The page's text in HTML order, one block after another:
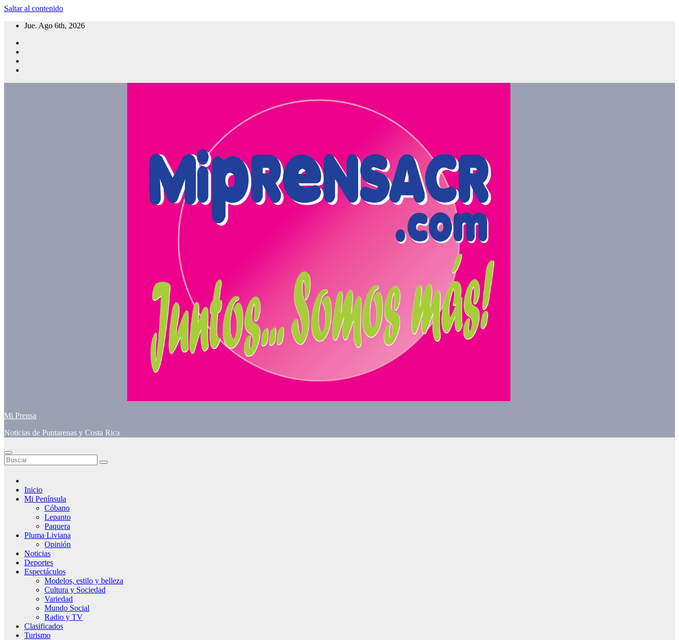
Saltar al contenido
Jue. Ago 6th, 2026
Mi Prensa
Noticias de Puntarenas y Costa Rica
Inicio
Mi Península
Cóbano
Lepanto
Paquera
Pluma Liviana
Opinión
Noticias
Deportes
Espectáculos
Modelos, estilo y belleza
Cultura y Sociedad
Variedad
Mundo Social
Radio y TV
Clasificados
Turismo